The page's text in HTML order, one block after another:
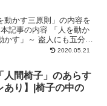
動かす三原則」の内容を
記事の内容 「人を動か
かす」～ 盗人にも五分の
2020.05.21
人間椅子」のあらす
あり】|椅子の中の